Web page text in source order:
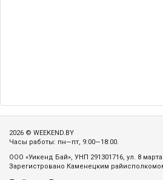
2026 © WEEKEND.BY
Часы работы: пн—пт, 9:00—18:00.
ООО «Уикенд Бай», УНП 291301716, ул. 8
Зарегистровано Каменецким райисполкомом